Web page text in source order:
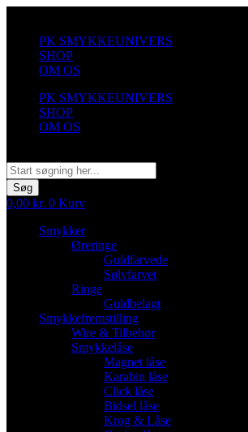
indholdPK SMYKKEUNIVERS
SHOP
OM OS
PK SMYKKEUNIVERS
SHOP
OM OS
Søg
0,00 kr. 0 Kurv
Smykker
Øreringe
Guldfarvede
Sølvfarvet
Ringe
Guldbelagt
Smykkefremstilling
Wire & Tilbehør
Smykkelåse
Magnet låse
Karabin låse
Click låse
Bidsel låse
Krog & Låse